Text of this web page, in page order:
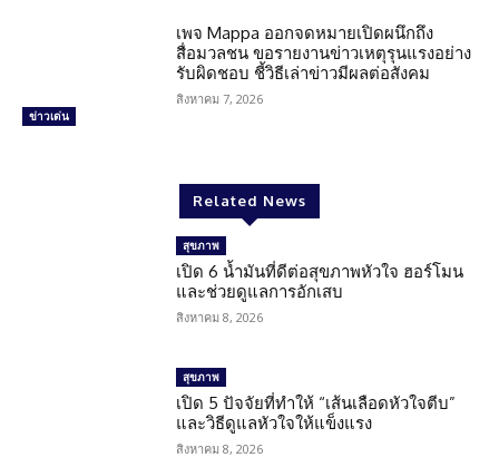
ข่าวเด่น
เพจ Mappa ออกจดหมายเปิดผนึกถึง
สื่อมวลชน ขอรายงานข่าวเหตุรุนแรงอย่าง
รับผิดชอบ ชี้วิธีเล่าข่าวมีผลต่อสังคม
สิงหาคม 7, 2026
Related News
สุขภาพ
เปิด 6 น้ำมันที่ดีต่อสุขภาพหัวใจ ฮอร์โมน
และช่วยดูแลการอักเสบ
สิงหาคม 8, 2026
สุขภาพ
เปิด 5 ปัจจัยที่ทำให้ “เส้นเลือดหัวใจตีบ”
และวิธีดูแลหัวใจให้แข็งแรง
สิงหาคม 8, 2026